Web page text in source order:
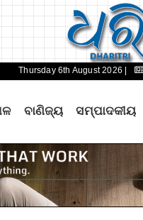
Thursday 6th August 2026 |
ବାଣିଜ୍ୟ ସମ୍ପାଦକୀୟ